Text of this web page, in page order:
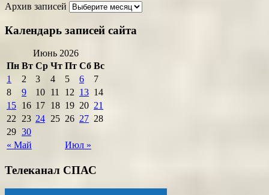
Архив записей
Календарь записей сайта
Июнь 2026
Пн Вт Ср Чт Пт Сб Вс
« Май Июл »
1 2 3 4 5 6
7
8
9 10 11 12 13 14
15 16 17 18 19 20 21
22
23 24 25 26 27 28
29 30
Телеканал СПАС